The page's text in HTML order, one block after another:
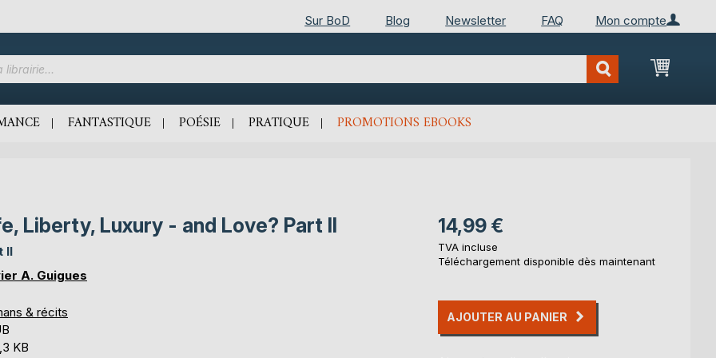
Mon compte
Sur BoD Blog Newsletter FAQ
Mon
FANTASTIQUE POÉSIE PRATIQUE PROMOTIONS EBOOKS
Liberty, Luxury - and Love? Part II
II
A. Guigues
& récits
KB
14,99 €
TVA incluse
Téléchargement disponible dès maintenant
AJOUTER AU PANIER